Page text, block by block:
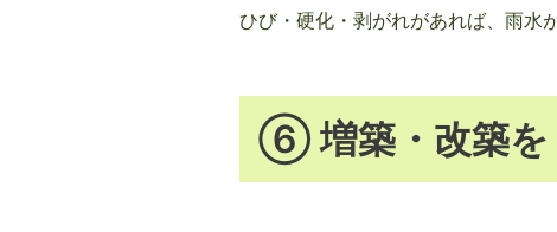
ひび・硬化・剥がれがあれば、雨水
⑥ 増築・改築を